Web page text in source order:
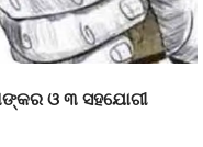
ଓ ୩ ସହଯୋଗୀ